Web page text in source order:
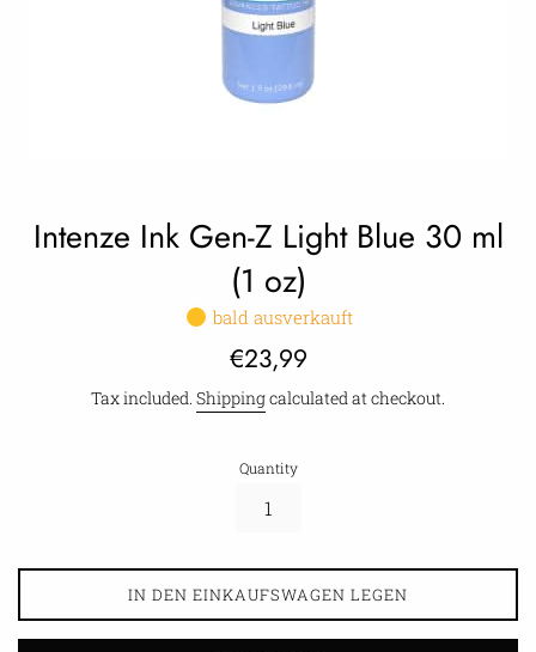
Intenze Ink Gen-Z Light Blue 30 ml
(1 oz)
bald ausverkauft
Regular
€23,99
Tax included. Shippingcalculated at checkout.
Quantity
IN DEN EINKAUFSWAGEN LEGEN